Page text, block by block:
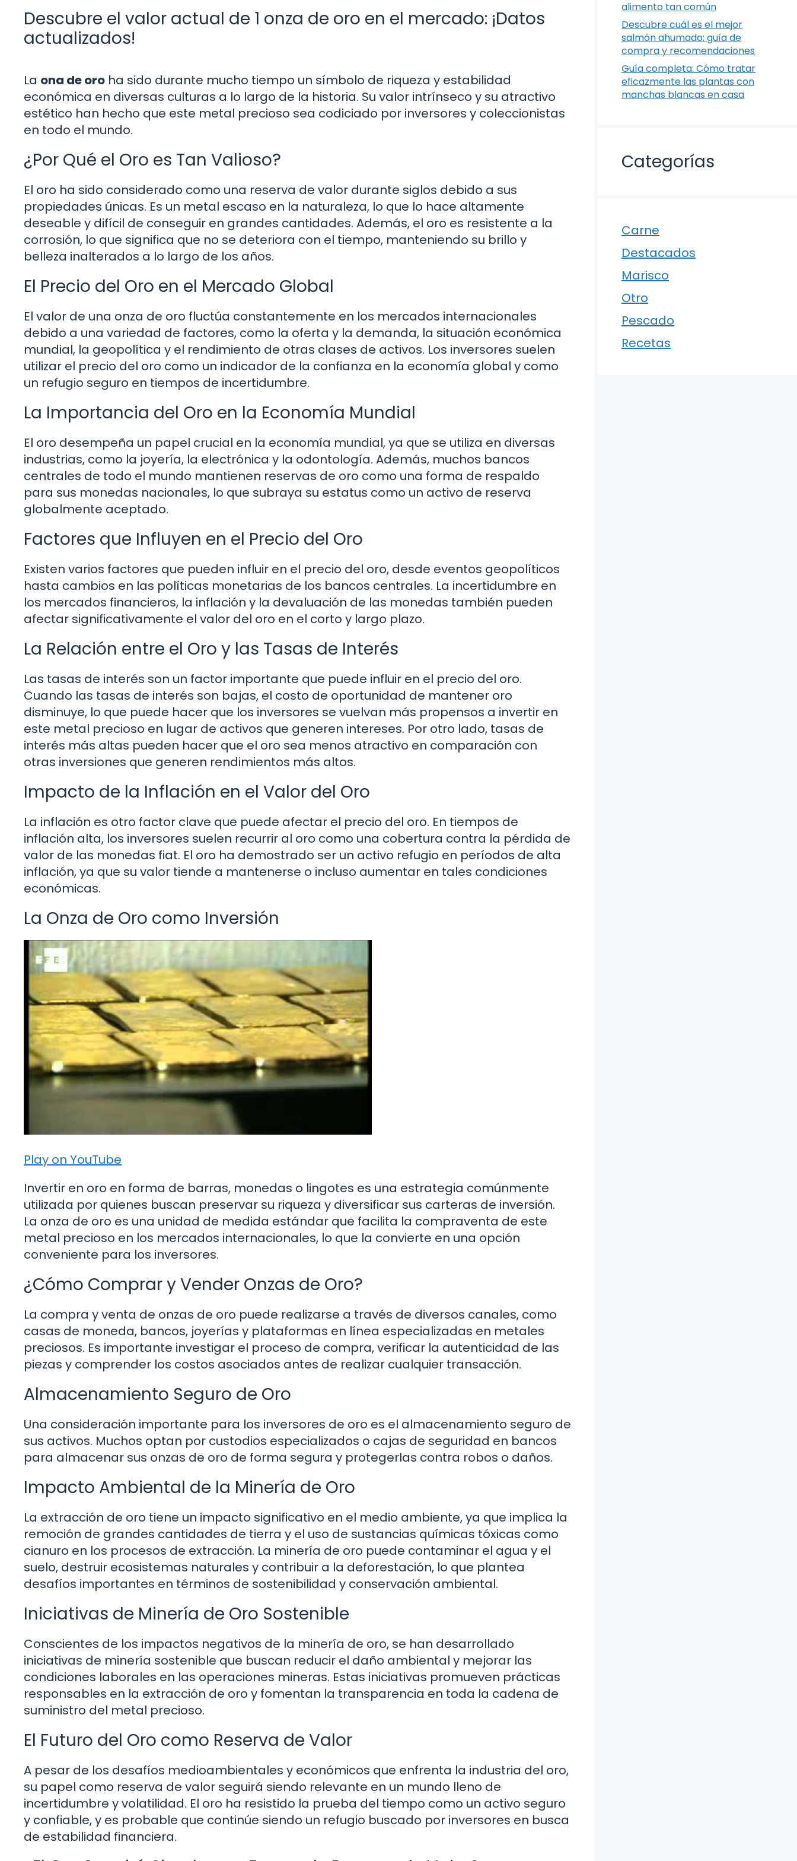
Descubre el valor actual de 1 onza de oro en el mercado: ¡Datos
actualizados!
La ona de oro ha sido durante mucho tiempo un símbolo de riqueza y estabilidad
económica en diversas culturas a lo largo de la historia. Su valor intrínseco y su atractivo
estético han hecho que este metal precioso sea codiciado por inversores y coleccionistas
en todo el mundo.
¿Por Qué el Oro es Tan Valioso?
El oro ha sido considerado como una reserva de valor durante siglos debido a sus
propiedades únicas. Es un metal escaso en la naturaleza, lo que lo hace altamente
deseable y difícil de conseguir en grandes cantidades. Además, el oro es resistente a la
corrosión, lo que significa que no se deteriora con el tiempo, manteniendo su brillo y
belleza inalterados a lo largo de los años.
El Precio del Oro en el Mercado Global
El valor de una onza de oro fluctúa constantemente en los mercados internacionales
debido a una variedad de factores, como la oferta y la demanda, la situación económica
mundial, la geopolítica y el rendimiento de otras clases de activos. Los inversores suelen
utilizar el precio del oro como un indicador de la confianza en la economía global y como
un refugio seguro en tiempos de incertidumbre.
La Importancia del Oro en la Economía Mundial
El oro desempeña un papel crucial en la economía mundial, ya que se utiliza en diversas
industrias, como la joyería, la electrónica y la odontología. Además, muchos bancos
centrales de todo el mundo mantienen reservas de oro como una forma de respaldo
para sus monedas nacionales, lo que subraya su estatus como un activo de reserva
globalmente aceptado.
Factores que Influyen en el Precio del Oro
Existen varios factores que pueden influir en el precio del oro, desde eventos geopolíticos
hasta cambios en las políticas monetarias de los bancos centrales. La incertidumbre en
los mercados financieros, la inflación y la devaluación de las monedas también pueden
afectar significativamente el valor del oro en el corto y largo plazo.
La Relación entre el Oro y las Tasas de Interés
Las tasas de interés son un factor importante que puede influir en el precio del oro.
Cuando las tasas de interés son bajas, el costo de oportunidad de mantener oro
disminuye, lo que puede hacer que los inversores se vuelvan más propensos a invertir en
este metal precioso en lugar de activos que generen intereses. Por otro lado, tasas de
interés más altas pueden hacer que el oro sea menos atractivo en comparación con
otras inversiones que generen rendimientos más altos.
Impacto de la Inflación en el Valor del Oro
La inflación es otro factor clave que puede afectar el precio del oro. En tiempos de
inflación alta, los inversores suelen recurrir al oro como una cobertura contra la pérdida de
valor de las monedas fiat. El oro ha demostrado ser un activo refugio en períodos de alta
inflación, ya que su valor tiende a mantenerse o incluso aumentar en tales condiciones
económicas.
La Onza de Oro como Inversión
Play on YouTube
Invertir en oro en forma de barras, monedas o lingotes es una estrategia comúnmente
utilizada por quienes buscan preservar su riqueza y diversificar sus carteras de inversión.
La onza de oro es una unidad de medida estándar que facilita la compraventa de este
metal precioso en los mercados internacionales, lo que la convierte en una opción
conveniente para los inversores.
¿Cómo Comprar y Vender Onzas de Oro?
La compra y venta de onzas de oro puede realizarse a través de diversos canales, como
casas de moneda, bancos, joyerías y plataformas en línea especializadas en metales
preciosos. Es importante investigar el proceso de compra, verificar la autenticidad de las
piezas y comprender los costos asociados antes de realizar cualquier transacción.
Almacenamiento Seguro de Oro
Una consideración importante para los inversores de oro es el almacenamiento seguro de
sus activos. Muchos optan por custodios especializados o cajas de seguridad en bancos
para almacenar sus onzas de oro de forma segura y protegerlas contra robos o daños.
Impacto Ambiental de la Minería de Oro
La extracción de oro tiene un impacto significativo en el medio ambiente, ya que implica la
remoción de grandes cantidades de tierra y el uso de sustancias químicas tóxicas como
cianuro en los procesos de extracción. La minería de oro puede contaminar el agua y el
suelo, destruir ecosistemas naturales y contribuir a la deforestación, lo que plantea
desafíos importantes en términos de sostenibilidad y conservación ambiental.
Iniciativas de Minería de Oro Sostenible
Conscientes de los impactos negativos de la minería de oro, se han desarrollado
iniciativas de minería sostenible que buscan reducir el daño ambiental y mejorar las
condiciones laborales en las operaciones mineras. Estas iniciativas promueven prácticas
responsables en la extracción de oro y fomentan la transparencia en toda la cadena de
suministro del metal precioso.
El Futuro del Oro como Reserva de Valor
A pesar de los desafíos medioambientales y económicos que enfrenta la industria del oro,
su papel como reserva de valor seguirá siendo relevante en un mundo lleno de
incertidumbre y volatilidad. El oro ha resistido la prueba del tiempo como un activo seguro
y confiable, y es probable que continúe siendo un refugio buscado por inversores en busca
de estabilidad financiera.
alimento tan común
Descubre cuál es el mejor
salmón ahumado: guía de
compra y recomendaciones
Guía completa: Cómo tratar
eficazmente las plantas con
manchas blancas en casa
Categorías
Carne
Destacados
Marisco
Otro
Pescado
Recetas